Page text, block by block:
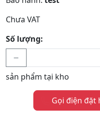
Chưa VAT
Số lượng:
sản phẩm tại kho
Gọi điện đặt